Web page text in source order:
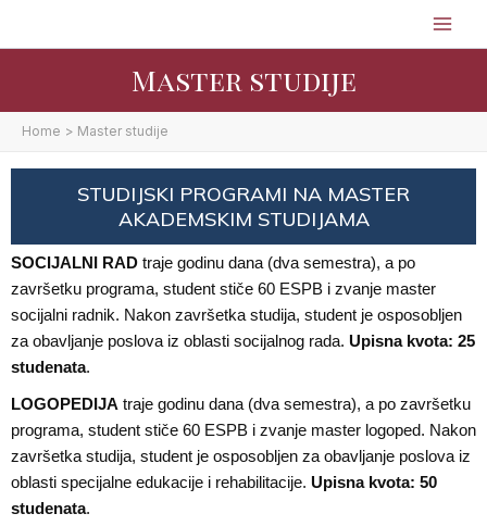
Master studije
Home Master studije
STUDIJSKI PROGRAMI NA MASTER
AKADEMSKIM STUDIJAMA
SOCIJALNI RAD traje godinu dana (dva semestra), a po
završetku programa, student stiče 60 ESPB i zvanje master
socijalni radnik. Nakon završetka studija, student je osposobljen
za obavljanje poslova iz oblasti socijalnog rada. Upisna kvota: 25
studenata.
LOGOPEDIJA traje godinu dana (dva semestra), a po završetku
programa, student stiče 60 ESPB i zvanje master logoped. Nakon
završetka studija, student je osposobljen za obavljanje poslova iz
oblasti specijalne edukacije i rehabilitacije. Upisna kvota: 50
studenata.